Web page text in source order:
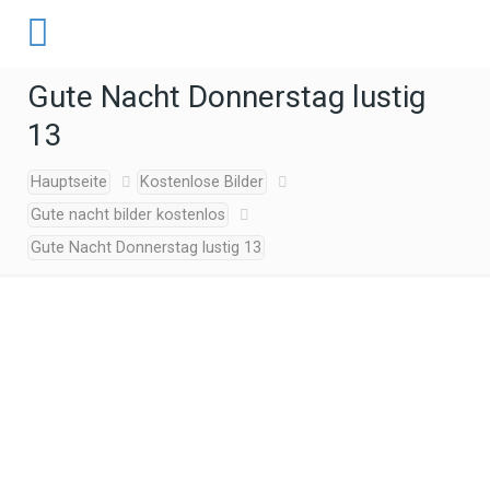
Gute Nacht Donnerstag lustig
13
Hauptseite
Kostenlose Bilder
Gute nacht bilder kostenlos
Gute Nacht Donnerstag lustig 13